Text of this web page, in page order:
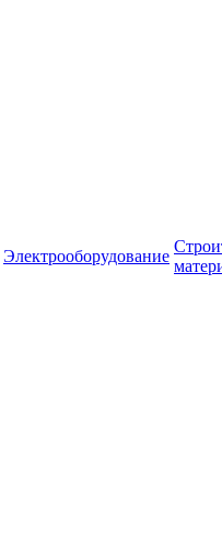
Электрооборудование